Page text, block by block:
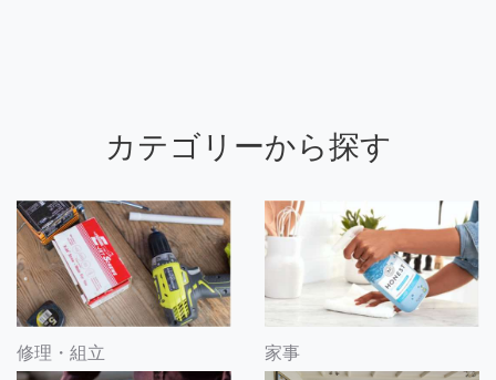
カテゴリーから探す
修理・組立 家事